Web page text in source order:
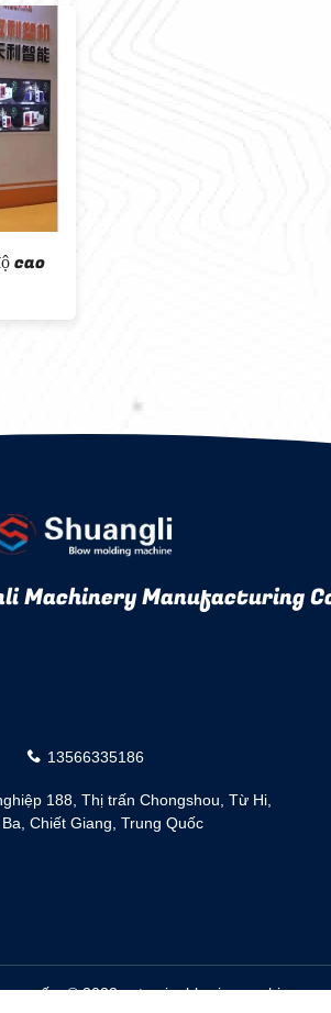
Máy thổi đùn nhựa Sea Ball Dòng
Machinery Manufacturing
13566335186
188, Thị trấn Chongshou, Từ Hi,
Chiết Giang, Trung Quốc
cấp. © 2022